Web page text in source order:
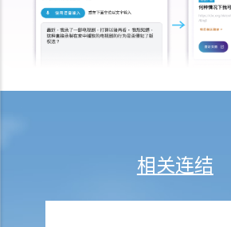
2. 先决条件
3. 陈述及保证
4. 契约及承诺
相关连结